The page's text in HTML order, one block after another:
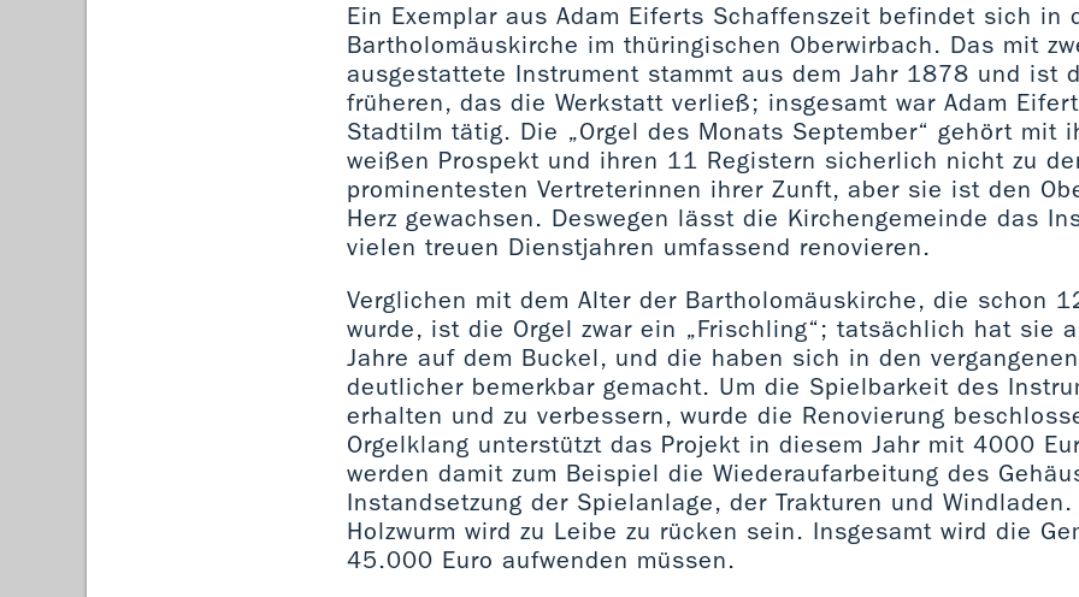
Ein Exemplar aus Adam Eiferts Schaffenszeit befindet sich in
Bartholomäuskirche im thüringischen Oberwirbach. Das mit
ausgestattete Instrument stammt aus dem Jahr 1878 und ist
früheren, das die Werkstatt verließ; insgesamt war Adam
Stadtilm tätig. Die „Orgel des Monats September“ gehört mit
weißen Prospekt und ihren 11 Registern sicherlich nicht zu
prominentesten Vertreterinnen ihrer Zunft, aber sie ist den
Herz gewachsen. Deswegen lässt die Kirchengemeinde das
vielen treuen Dienstjahren umfassend renovieren.
Verglichen mit dem Alter der Bartholomäuskirche, die schon
wurde, ist die Orgel zwar ein „Frischling“; tatsächlich hat sie
Jahre auf dem Buckel, und die haben sich in den
deutlicher bemerkbar gemacht. Um die Spielbarkeit des
erhalten und zu verbessern, wurde die Renovierung
Orgelklang unterstützt das Projekt in diesem Jahr mit 4000
werden damit zum Beispiel die Wiederaufarbeitung des
Instandsetzung der Spielanlage, der Trakturen und
Holzwurm wird zu Leibe zu rücken sein. Insgesamt wird die
45.000 Euro aufwenden müssen.